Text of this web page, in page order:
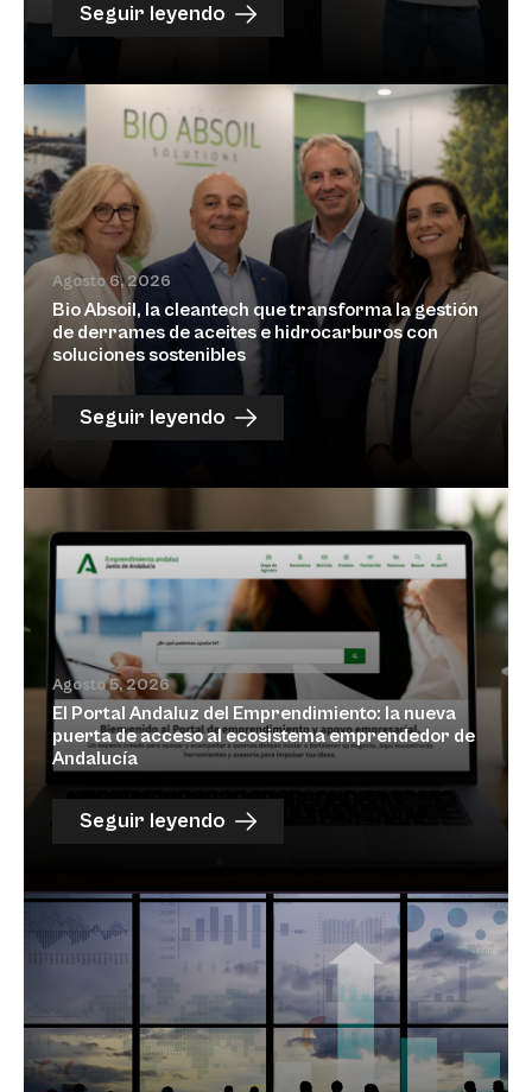
Seguir leyendo
Agosto 6, 2026
Bio Absoil, la cleantech que transforma la gestión
de derrames de aceites e hidrocarburos con
soluciones sostenibles
Seguir leyendo
Agosto 5, 2026
El Portal Andaluz del Emprendimiento: la nueva
puerta de acceso al ecosistema emprendedor de
Andalucía
Seguir leyendo